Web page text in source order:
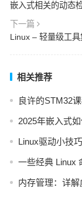
嵌入式相关的动态
下一篇
Linux – 轻量级工
相关推荐
良许的STM32
2025年嵌入式如
Linux驱动小技
一些经典 Linux
内存管理：详